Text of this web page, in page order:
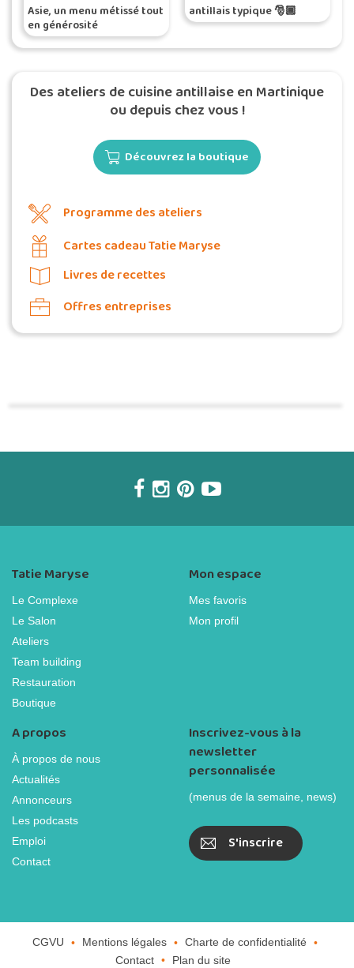
Asie, un menu métissé tout
en générosité
antillais typique 🎅🏾
Des ateliers de cuisine antillaise en Martinique
ou depuis chez vous !
Découvrez la boutique
Programme des ateliers
Cartes cadeau Tatie Maryse
Livres de recettes
Offres entreprises
Tatie Maryse
Le Complexe
Le Salon
Ateliers
Team building
Restauration
Boutique
Mon espace
Mes favoris
Mon profil
A propos
À propos de nous
Actualités
Annonceurs
Les podcasts
Emploi
Contact
Inscrivez-vous à la
newsletter
personnalisée
(menus de la semaine, news)
S'inscrire
CGVU Mentions légales
Charte de confidentialité
Contact
Plan du site